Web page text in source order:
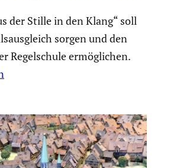
der Stille in den Klang“ soll
sorgen und den
Regelschule ermöglichen.